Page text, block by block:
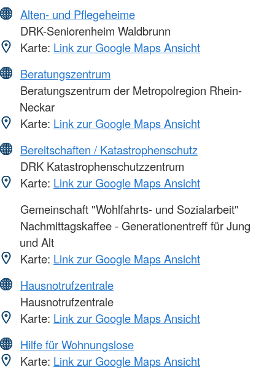
Alten- und Pflegeheime
DRK-Seniorenheim Waldbrunn
Karte: Link zur Google Maps Ansicht
Beratungszentrum
Beratungszentrum der Metropolregion Rhein-
Neckar
Karte: Link zur Google Maps Ansicht
Bereitschaften / Katastrophenschutz
DRK Katastrophenschutzzentrum
Karte: Link zur Google Maps Ansicht
Gemeinschaft "Wohlfahrts- und Sozialarbeit"
Nachmittagskaffee - Generationentreff für Jung
und Alt
Karte: Link zur Google Maps Ansicht
Hausnotrufzentrale
Hausnotrufzentrale
Karte: Link zur Google Maps Ansicht
Hilfe für Wohnungslose
Karte: Link zur Google Maps Ansicht